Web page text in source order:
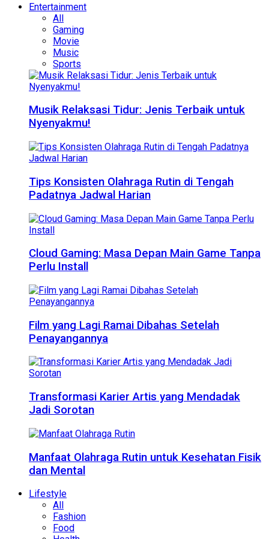
Entertainment
All
Gaming
Movie
Music
Sports
Musik Relaksasi Tidur: Jenis Terbaik untuk
Nyenyakmu!
Tips Konsisten Olahraga Rutin di Tengah
Padatnya Jadwal Harian
Cloud Gaming: Masa Depan Main Game Tanpa
Perlu Install
Film yang Lagi Ramai Dibahas Setelah
Penayangannya
Transformasi Karier Artis yang Mendadak
Jadi Sorotan
Manfaat Olahraga Rutin untuk Kesehatan Fisik
dan Mental
Lifestyle
All
Fashion
Food